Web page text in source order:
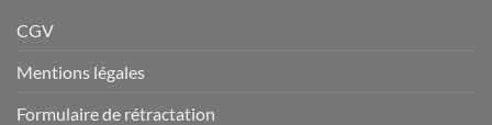
CGV
Mentions légales
Formulaire de rétractation